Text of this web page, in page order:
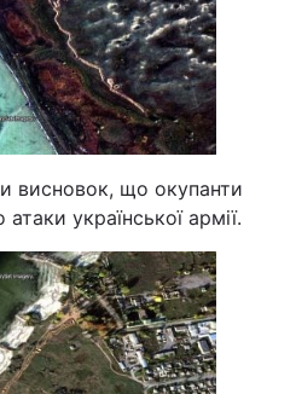
висновок, що окупанти
української армії.